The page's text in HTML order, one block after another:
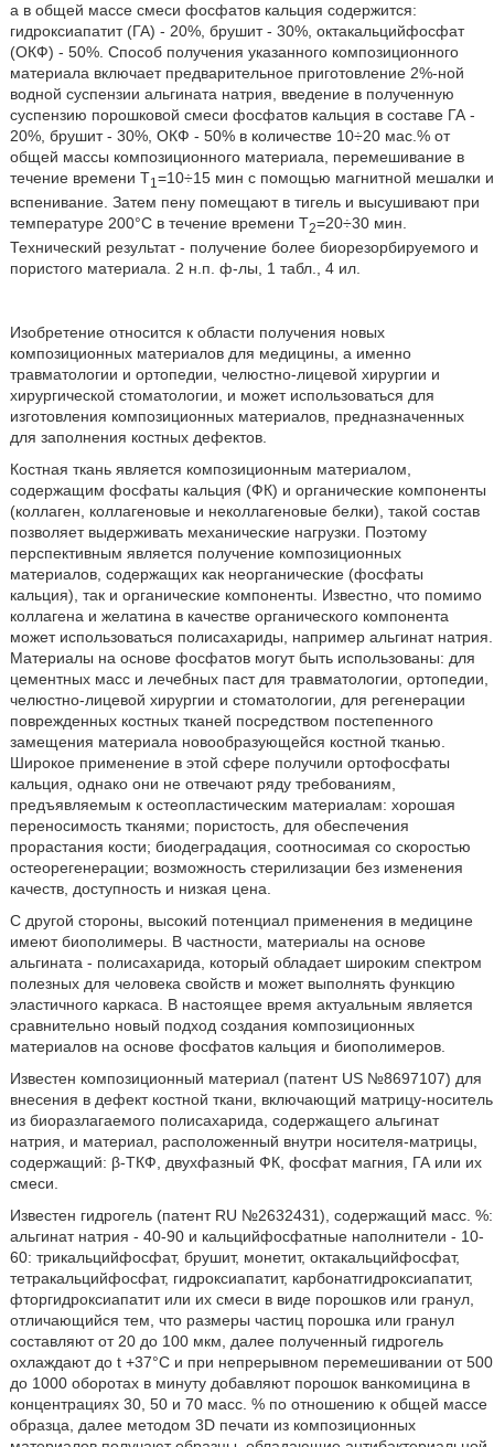
а в общей массе смеси фосфатов кальция содержится:
гидроксиапатит (ГА) - 20%, брушит - 30%, октакальцийфосфат
(ОКФ) - 50%. Способ получения указанного композиционного
материала включает предварительное приготовление 2%-ной
водной суспензии альгината натрия, введение в полученную
суспензию порошковой смеси фосфатов кальция в составе ГА -
20%, брушит - 30%, ОКФ - 50% в количестве 10÷20 мас.% от
общей массы композиционного материала, перемешивание в
течение времени T1 =10÷15 мин с помощью магнитной мешалки и
вспенивание. Затем пену помещают в тигель и высушивают при
температуре 200°С в течение времени Т2=20÷30 мин.
Технический результат - получение более биорезорбируемого и
пористого материала. 2 н.п. ф-лы, 1 табл., 4 ил.
Изобретение относится к области получения новых
композиционных материалов для медицины, а именно
травматологии и ортопедии, челюстно-лицевой хирургии и
хирургической стоматологии, и может использоваться для
изготовления композиционных материалов, предназначенных
для заполнения костных дефектов.
Костная ткань является композиционным материалом,
содержащим фосфаты кальция (ФК) и органические компоненты
(коллаген, коллагеновые и неколлагеновые белки), такой состав
позволяет выдерживать механические нагрузки. Поэтому
перспективным является получение композиционных
материалов, содержащих как неорганические (фосфаты
кальция), так и органические компоненты. Известно, что помимо
коллагена и желатина в качестве органического компонента
может использоваться полисахариды, например альгинат натрия.
Материалы на основе фосфатов могут быть использованы: для
цементных масс и лечебных паст для травматологии, ортопедии,
челюстно-лицевой хирургии и стоматологии, для регенерации
поврежденных костных тканей посредством постепенного
замещения материала новообразующейся костной тканью.
Широкое применение в этой сфере получили ортофосфаты
кальция, однако они не отвечают ряду требованиям,
предъявляемым к остеопластическим материалам: хорошая
переносимость тканями; пористость, для обеспечения
прорастания кости; биодеградация, соотносимая со скоростью
остеорегенерации; возможность стерилизации без изменения
качеств, доступность и низкая цена.
С другой стороны, высокий потенциал применения в медицине
имеют биополимеры. В частности, материалы на основе
альгината - полисахарида, который обладает широким спектром
полезных для человека свойств и может выполнять функцию
эластичного каркаса. В настоящее время актуальным является
сравнительно новый подход создания композиционных
материалов на основе фосфатов кальция и биополимеров.
Известен композиционный материал (патент US №8697107) для
внесения в дефект костной ткани, включающий матрицу-носитель
из биоразлагаемого полисахарида, содержащего альгинат
натрия, и материал, расположенный внутри носителя-матрицы,
содержащий: β-ТКФ, двухфазный ФК, фосфат магния, ГА или их
смеси.
Известен гидрогель (патент RU №2632431), содержащий масс. %:
альгинат натрия - 40-90 и кальцийфосфатные наполнители - 10-
60: трикальцийфосфат, брушит, монетит, октакальцийфосфат,
тетракальцийфосфат, гидроксиапатит, карбонатгидроксиапатит,
фторгидроксиапатит или их смеси в виде порошков или гранул,
отличающийся тем, что размеры частиц порошка или гранул
составляют от 20 до 100 мкм, далее полученный гидрогель
охлаждают до t +37°С и при непрерывном перемешивании от 500
до 1000 оборотах в минуту добавляют порошок ванкомицина в
концентрациях 30, 50 и 70 масс. % по отношению к общей массе
образца, далее методом 3D печати из композиционных